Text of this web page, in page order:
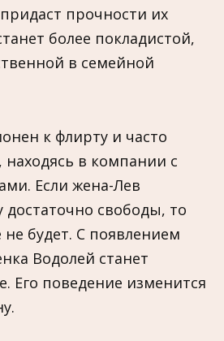
прочности их
более покладистой,
в семейной
к флирту и часто
находясь в компании с
Если жена-Лев
достаточно свободы, то
будет. С появлением
Водолей станет
Его поведение изменится